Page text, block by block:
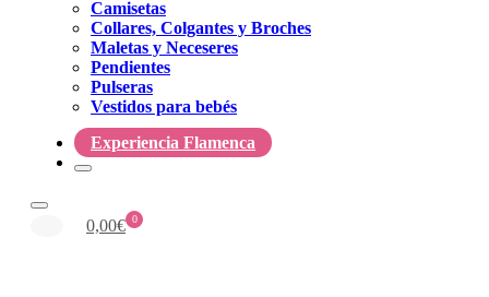
Camisetas
Collares, Colgantes y Broches
Maletas y Neceseres
Pendientes
Pulseras
Vestidos para bebés
Experiencia Flamenca
0
0,00€